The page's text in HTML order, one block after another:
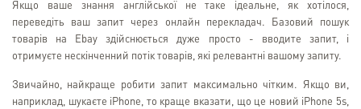
Якщо ваше знання англійської не таке ідеальне, як хотілося,
переведіть ваш запит через онлайн перекладач. Базовий пошук
товарів на Ebay здійснюється дуже просто - вводите запит, і
отримуєте нескінченний потік товарів, які релевантні вашому запиту.
Звичайно, найкраще робити запит максимально чітким. Якщо ви,
наприклад, шукаєте iPhone, то краще вказати, що це новий iPhone 5s,